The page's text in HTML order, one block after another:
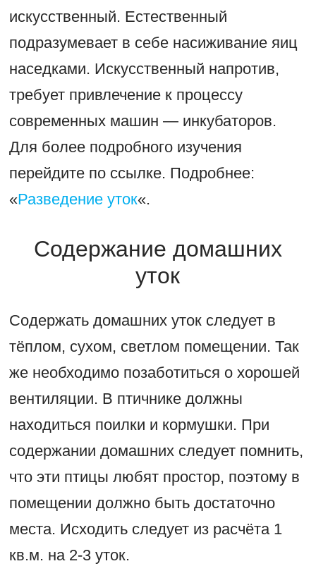
искусственный. Естественный
подразумевает в себе насиживание яиц
наседками. Искусственный напротив,
требует привлечение к процессу
современных машин — инкубаторов.
Для более подробного изучения
перейдите по ссылке. Подробнее:
«Разведение уток«.
Содержание домашних
уток
Содержать домашних уток следует в
тёплом, сухом, светлом помещении. Так
же необходимо позаботиться о хорошей
вентиляции. В птичнике должны
находиться поилки и кормушки. При
содержании домашних следует помнить,
что эти птицы любят простор, поэтому в
помещении должно быть достаточно
места. Исходить следует из расчёта 1
кв.м. на 2-3 уток.